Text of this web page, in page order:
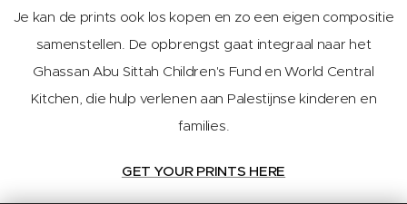
Je kan de prints ook los kopen en zo een eigen compositie
samenstellen. De opbrengst gaat integraal naar het
Ghassan Abu Sittah Children's Fund en World Central
Kitchen, die hulp verlenen aan Palestijnse kinderen en
families.
GET YOUR PRINTS HERE